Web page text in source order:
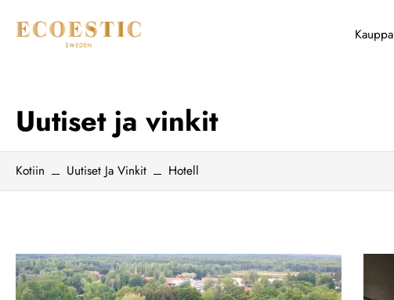
Siirry
sisältöön
Kauppa
Ihonhoito
Pohjoismaisella ympäristömerkillä
varustetut tuotteet
Uutiset ja vinkit
Kotiin Uutiset Ja Vinkit Hotell